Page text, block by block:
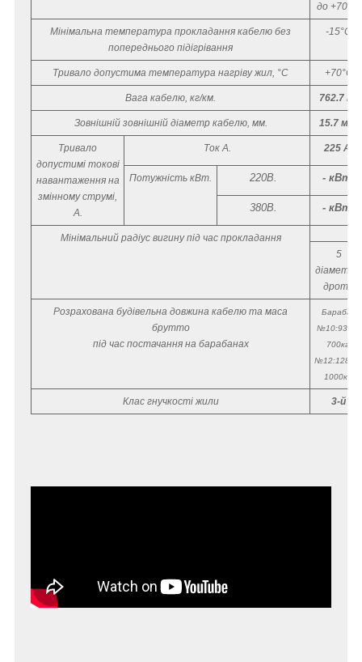
до +70 °C
Мінімальна температура прокладання кабелю без
попереднього підігрівання
-15°С
Тривало допустима температура нагріву жил, °С +70°С
Вага кабелю, кг/км. 762.7 кг.
Зовнішній зовнішній діаметр кабелю, мм. 15.7 мм.
Тривало
допустимі токові
навантаження на
змінному струмі,
А.
Ток А. 225 А.
Потужність кВт. 220В. - кВт.
380В. - кВт.
Мінімальний радіус вигину під час прокладання
5
діаметрів
дроту.
Розрахована будівельна довжина кабелю та маса
брутто
під час постачання на барабанах
Барабан
№10:930м/
700кг
№12:1280м/
1000кг
Клас гнучкості жили 3-й